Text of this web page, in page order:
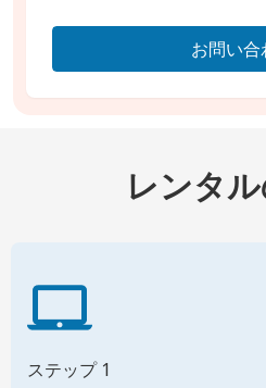
お問い合
レンタ
ステップ 1